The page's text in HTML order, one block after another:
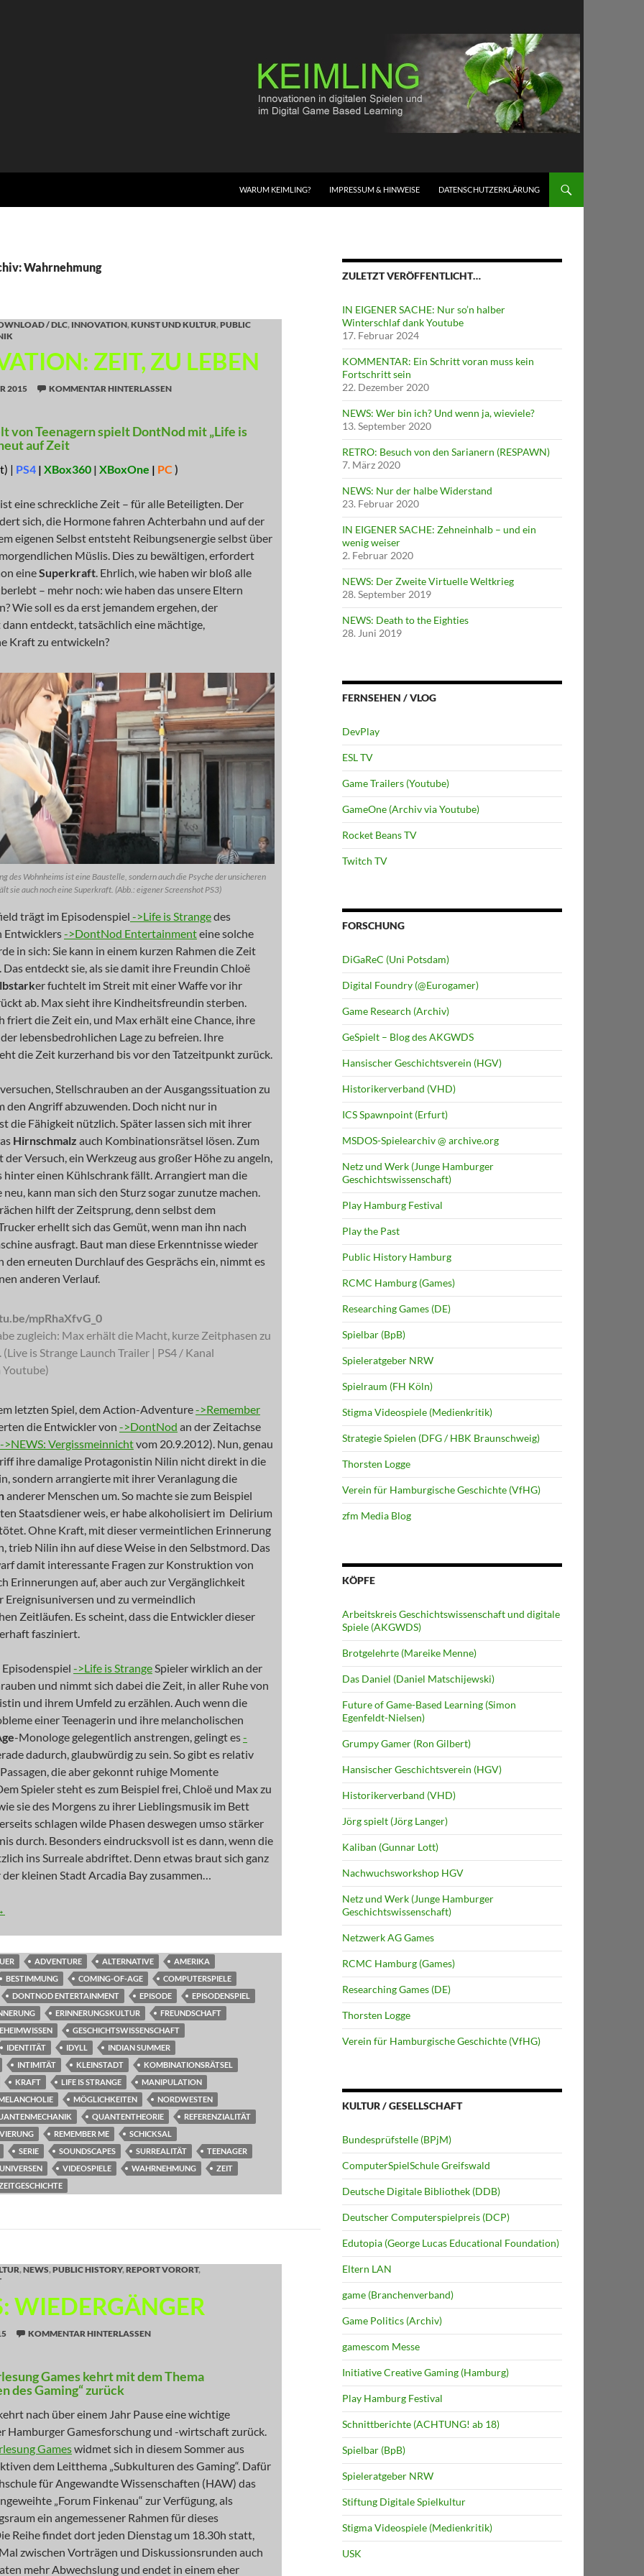
WARUM KEIMLING? IMPRESSUM & HINWEISE DATENSCHUTZERKLÄRUNG
Wahrnehmung
/ DLC, INNOVATION,KUNST UND KULTUR,PUBLIC
ZEIT, ZU LEBEN
2015 KOMMENTAR HINTERLASSEN
von Teenagern spielt DontNod mit „Life is
auf Zeit
| PS4 | XBox360 | XBoxOne | PC )
eine schreckliche Zeit – für alle Beteiligten. Der
sich, die Hormone fahren Achterbahn und auf der
eigenen Selbst entsteht Reibungsenergie selbst über
Müslis. Dies zu bewältigen, erfordert
eineSuperkraft. Ehrlich, wie haben wir bloß alle
– mehr noch: wie haben das unsere Eltern
Wie soll es da erst jemandem ergehen, der
entdeckt, tatsächlich eine mächtige,
Kraft zu entwickeln?
des Wohnheims ist eine Baustelle, sondern auch die Psyche der unsicheren
sie auch noch eine Superkraft. (Abb.: eigener Screenshot PS3)
trägt im Episodenspiel ->Life is Strangedes
Entwicklers->DontNod Entertainmenteine solche
in sich: Sie kann in einem kurzen Rahmen die Zeit
entdeckt sie, als sie damit ihre Freundin Chloë
er fuchtelt im Streit mit einer Waffe vor ihr
ab. Max sieht ihre Kindheitsfreundin sterben.
friert die Zeit ein, und Max erhält eine Chance, ihre
lebensbedrohlichen Lage zu befreien. Ihre
die Zeit kurzerhand bis vor den Tatzeitpunkt zurück.
Stellschrauben an der Ausgangssituation zu
den Angriff abzuwenden. Doch nicht nur in
die Fähigkeit nützlich. Später lassen sich mit ihrer
Hirnschmalz auch Kombinationsrätsel lösen. Zum
der Versuch, ein Werkzeug aus großer Höhe zu angeln,
hinter einen Kühlschrank fällt. Arrangiert man die
neu, kann man sich den Sturz sogar zunutze machen.
hilft der Zeitsprung, denn selbst dem
erhellt sich das Gemüt, wenn man ihn nach
ausfragt. Baut man diese Erkenntnisse wieder
den erneuten Durchlauf des Gesprächs ein, nimmt es
anderen Verlauf.
mpRhaXfvG_0
zugleich: Max erhält die Macht, kurze Zeitphasen zu
is Strange Launch Trailer | PS4 / Kanal
Youtube)
letzten Spiel, dem Action-Adventure->Remember
die Entwickler von ->DontNod an der Zeitachse
->NEWS: Vergissmeinnichtvom 20.9.2012). Nun, genau
ihre damalige Protagonistin Nilin nicht direkt in die
sondern arrangierte mit ihrer Veranlagung die
anderer Menschen um. So machte sie zum Beispiel
Staatsdiener weis, er habe alkoholisiert im Delirium
Ohne Kraft, mit dieser vermeintlichen Erinnerung
trieb Nilin ihn auf diese Weise in den Selbstmord. Das
damit interessante Fragen zur Konstruktion von
Erinnerungen auf, aber auch zur Vergänglichkeit
Ereignisuniversen und zu vermeindlich
Zeitläufen. Es scheint, dass die Entwickler dieser
fasziniert.
->Life is StrangeSpieler wirklich an der
und nimmt sich dabei die Zeit, in aller Ruhe von
und ihrem Umfeld zu erzählen. Auch wenn die
einer Teenagerin und ihre melancholischen
-Monologe gelegentlich anstrengen, gelingt es-
dadurch, glaubwürdig zu sein. So gibt es relativ
die aber gekonnt ruhige Momente
Spieler steht es zum Beispiel frei, Chloë und Max zu
sie des Morgens zu ihrer Lieblingsmusik im Bett
schlagen wilde Phasen deswegen umso stärker
durch. Besonders eindrucksvoll ist es dann, wenn die
ins Surreale abdriftet. Denn etwas braut sich ganz
kleinen Stadt Arcadia Bay zusammen…
Zeit, zu leben
ADVENTURE ALTERNATIVE
AMERIKA
BESTIMMUNG COMING-OF-AGE
COMPUTERSPIELE
DONTNOD ENTERTAINMENT EPISODE
EPISODENSPIEL
ERINNERUNGSKULTUR
FREUNDSCHAFT
GESCHICHTSWISSENSCHAFT
IDENTITÄT IDYLL
INDIAN SUMMER
INTIMITÄT KLEINSTADT
KOMBINATIONSRÄTSEL
KRAFT LIFE IS STRANGE
MANIPULATION
MÖGLICHKEITEN
NORDWESTEN
QUANTENTHEORIE
REFERENZIALITÄT
REMEMBER ME
SCHICKSAL
SERIE SOUNDSCAPES SURREALITÄT
TEENAGER
UNIVERSEN VIDEOSPIELE WAHRNEHMUNG
ZEIT
,NEWS,PUBLIC HISTORY,REPORT VORORT,
WIEDERGÄNGER
KOMMENTAR HINTERLASSEN
Games kehrt mit dem Thema
des Gaming“ zurück
nach über einem Jahr Pause eine wichtige
Hamburger Gamesforschung und -wirtschaft zurück.
Gameswidmet sich in diesem Sommer aus
dem Leitthema „Subkulturen des Gaming“. Dafür
für Angewandte Wissenschaften (HAW) das
„Forum Finkenau“ zur Verfügung, als
ein angemessener Rahmen für dieses
Reihe findet dort jeden Dienstag um 18.30h statt,
zwischen Vorträgen und Diskussionsrunden auch
mehr Abwechslung und endet in einem eher
ZULETZT VERÖFFENTLICHT…
IN EIGENER SACHE: Nur so’n halber
Winterschlaf dank Youtube
17. Februar 2024
KOMMENTAR: Ein Schritt voran muss kein
Fortschritt sein
22. Dezember 2020
NEWS: Wer bin ich? Und wenn ja, wieviele?
13. September 2020
RETRO: Besuch von den Sarianern (RESPAWN)
7. März 2020
NEWS: Nur der halbe Widerstand
23. Februar 2020
IN EIGENER SACHE: Zehneinhalb – und ein
wenig weiser
2. Februar 2020
NEWS: Der Zweite Virtuelle Weltkrieg
28. September 2019
NEWS: Death to the Eighties
28. Juni 2019
FERNSEHEN / VLOG
DevPlay
ESL TV
Game Trailers (Youtube)
GameOne (Archiv via Youtube)
Rocket Beans TV
Twitch TV
FORSCHUNG
DiGaReC (Uni Potsdam)
Digital Foundry (@Eurogamer)
Game Research (Archiv)
GeSpielt – Blog des AKGWDS
Hansischer Geschichtsverein (HGV)
Historikerverband (VHD)
ICS Spawnpoint (Erfurt)
MSDOS-Spielearchiv @ archive.org
Netz und Werk (Junge Hamburger
Geschichtswissenschaft)
Play Hamburg Festival
Play the Past
Public History Hamburg
RCMC Hamburg (Games)
Researching Games (DE)
Spielbar (BpB)
Spieleratgeber NRW
Spielraum (FH Köln)
Stigma Videospiele (Medienkritik)
Strategie Spielen (DFG / HBK Braunschweig)
Thorsten Logge
Verein für Hamburgische Geschichte (VfHG)
zfm Media Blog
KÖPFE
Arbeitskreis Geschichtswissenschaft und digitale
Spiele (AKGWDS)
Brotgelehrte (Mareike Menne)
Das Daniel (Daniel Matschijewski)
Future of Game-Based Learning (Simon
Egenfeldt-Nielsen)
Grumpy Gamer (Ron Gilbert)
Hansischer Geschichtsverein (HGV)
Historikerverband (VHD)
Jörg spielt (Jörg Langer)
Kaliban (Gunnar Lott)
Nachwuchsworkshop HGV
Netz und Werk (Junge Hamburger
Geschichtswissenschaft)
Netzwerk AG Games
RCMC Hamburg (Games)
Researching Games (DE)
Thorsten Logge
Verein für Hamburgische Geschichte (VfHG)
KULTUR / GESELLSCHAFT
Bundesprüfstelle (BPjM)
ComputerSpielSchule Greifswald
Deutsche Digitale Bibliothek (DDB)
Deutscher Computerspielpreis (DCP)
Edutopia (George Lucas Educational Foundation)
Eltern LAN
game (Branchenverband)
Game Politics (Archiv)
gamescom Messe
Initiative Creative Gaming (Hamburg)
Play Hamburg Festival
Schnittberichte (ACHTUNG! ab 18)
Spielbar (BpB)
Spieleratgeber NRW
Stiftung Digitale Spielkultur
Stigma Videospiele (Medienkritik)
USK